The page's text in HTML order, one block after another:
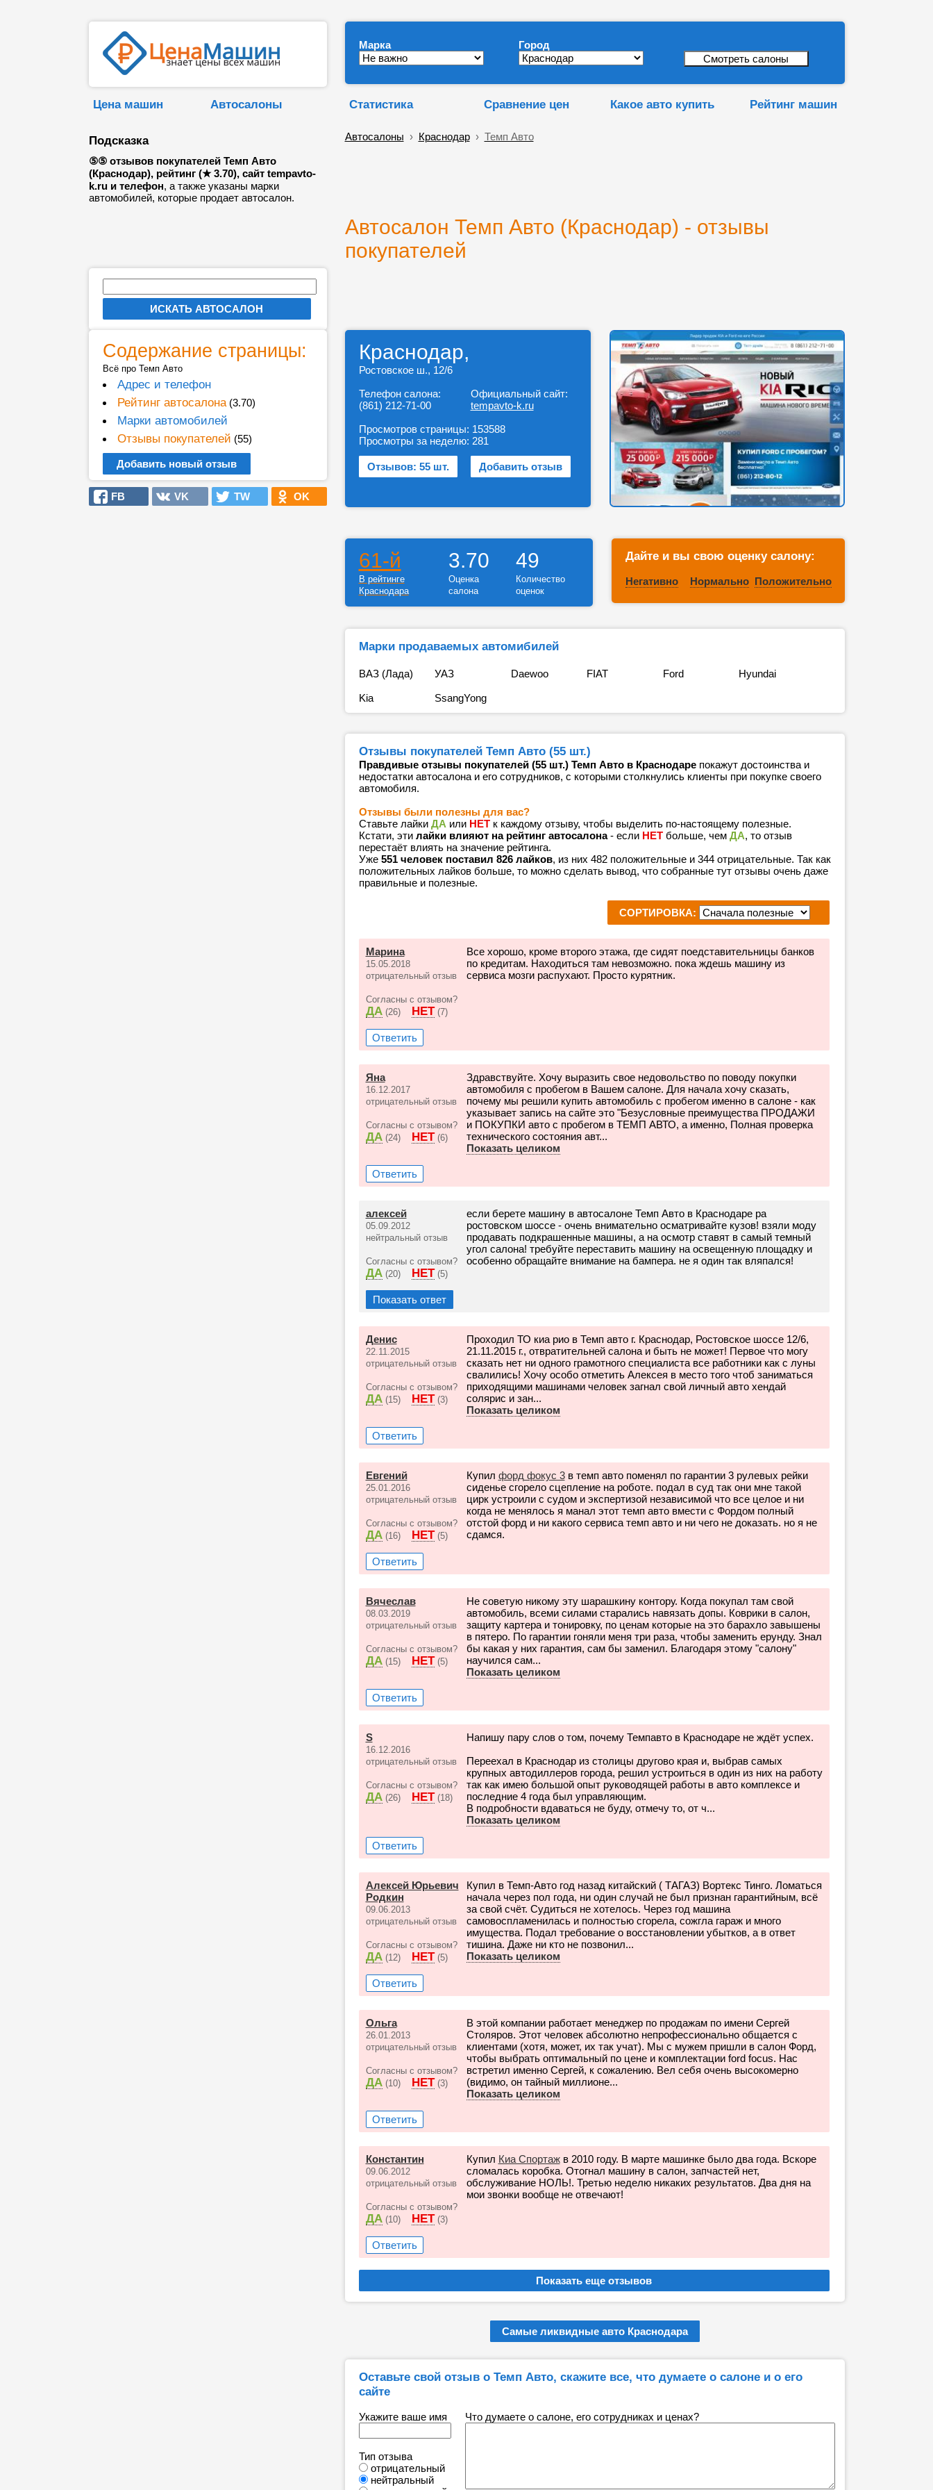
Марка Город
Цена машин Автосалоны Статистика Сравнение цен Какое авто купить Рейтинг машин
Подсказка
⑤⑤ отзывов покупателей Темп Авто
(Краснодар), рейтинг (★ 3.70), сайт tempavto-
k.ru и телефон, а также указаны марки
автомобилей, которые продает автосалон.
Автосалоны › Краснодар› Темп Авто
Автосалон Темп Авто (Краснодар) - отзывы
покупателей
Содержание страницы:
Всё про Темп Авто
Адрес и телефон
Рейтинг автосалона(3.70)
Марки автомобилей
Отзывы покупателей (55)
Добавить новый отзыв
FB VK TW OK
Краснодар,
Ростовское ш., 12/6
Телефон салона:
(861) 212-71-00
Официальный сайт:
tempavto-k.ru
Просмотров страницы:
Просмотры за неделю:
153588
281
Отзывов: 55 шт. Добавить отзыв
61-й
В рейтинге
Краснодара
3.70
Оценка
салона
49
Количество
оценок
Дайте и вы свою оценку салону:
Негативно Нормально Положительно
Марки продаваемых автомибилей
ВАЗ (Лада) УАЗ Daewoo FIAT Ford Hyundai
Kia SsangYong
Отзывы покупателей Темп Авто (55 шт.)
Правдивые отзывы покупателей (55 шт.) Темп Авто в Краснодарепокажут достоинства и
недостатки автосалона и его сотрудников, с которыми столкнулись клиенты при покупке своего
автомобиля.
Отзывы были полезны для вас?
Ставьте лайки ДА или НЕТк каждому отзыву, чтобы выделить по-настоящему полезные.
Кстати, эти лайки влияют на рейтинг автосалона- если НЕТбольше, чем ДА, то отзыв
перестаёт влиять на значение рейтинга.
Уже 551 человек поставил 826 лайков, из них 482 положительные и 344 отрицательные. Так как
положительных лайков больше, то можно сделать вывод, что собранные тут отзывы очень даже
правильные и полезные.
СОРТИРОВКА:
Марина
15.05.2018
отрицательный отзыв
Согласны с отзывом?
ДА (26) НЕТ (7)
Все хорошо, кроме второго этажа, где сидят поедставительницы банков
по кредитам. Находиться там невозможно. пока ждешь машину из
сервиса мозги распухают. Просто курятник.
Ответить
Яна
16.12.2017
отрицательный отзыв
Согласны с отзывом?
ДА (24) НЕТ (6)
Здравствуйте. Хочу выразить свое недовольство по поводу покупки
автомобиля с пробегом в Вашем салоне. Для начала хочу сказать,
почему мы решили купить автомобиль с пробегом именно в салоне - как
указывает запись на сайте это "Безусловные преимущества ПРОДАЖИ
и ПОКУПКИ авто с пробегом в ТЕМП АВТО, а именно, Полная проверка
технического состояния авт...
Показать целиком
Ответить
алексей
05.09.2012
нейтральный отзыв
Согласны с отзывом?
ДА (20) НЕТ (5)
если берете машину в автосалоне Темп Авто в Краснодаре ра
ростовском шоссе - очень внимательно осматривайте кузов! взяли моду
продавать подкрашенные машины, а на осмотр ставят в самый темный
угол салона! требуйте переставить машину на освещенную площадку и
особенно обращайте внимание на бампера. не я один так вляпался!
Показать ответ
Денис
22.11.2015
отрицательный отзыв
Согласны с отзывом?
ДА (15) НЕТ (3)
Проходил ТО киа рио в Темп авто г. Краснодар, Ростовское шоссе 12/6,
21.11.2015 г., отвратительней салона и быть не может! Первое что могу
сказать нет ни одного грамотного специалиста все работники как с луны
свалились! Хочу особо отметить Алексея в место того чтоб заниматься
приходящими машинами человек загнал свой личный авто хендай
солярис и зан...
Показать целиком
Ответить
Евгений
25.01.2016
отрицательный отзыв
Согласны с отзывом?
ДА (16) НЕТ (5)
Купил форд фокус 3в темп авто поменял по гарантии 3 рулевых рейки
сиденье сгорело сцепление на роботе. подал в суд так они мне такой
цирк устроили с судом и экспертизой независимой что все целое и ни
когда не менялось я манал этот темп авто вмести с Фордом полный
отстой форд и ни какого сервиса темп авто и ни чего не доказать. но я не
сдамся.
Ответить
Вячеслав
08.03.2019
отрицательный отзыв
Согласны с отзывом?
ДА (15) НЕТ (5)
Не советую никому эту шарашкину контору. Когда покупал там свой
автомобиль, всеми силами старались навязать допы. Коврики в салон,
защиту картера и тонировку, по ценам которые на это барахло завышены
в пятеро. По гарантии гоняли меня три раза, чтобы заменить ерунду. Знал
бы какая у них гарантия, сам бы заменил. Благодаря этому "салону"
научился сам...
Показать целиком
Ответить
S
16.12.2016
отрицательный отзыв
Согласны с отзывом?
ДА (26) НЕТ (18)
Напишу пару слов о том, почему Темпавто в Краснодаре не ждёт успех.
Переехал в Краснодар из столицы другово края и, выбрав самых
крупных автодиллеров города, решил устроиться в один из них на работу
так как имею большой опыт руководящей работы в авто комплексе и
последние 4 года был управляющим.
В подробности вдаваться не буду, отмечу то, от ч...
Показать целиком
Ответить
Алексей Юрьевич
Родкин
09.06.2013
отрицательный отзыв
Согласны с отзывом?
ДА (12) НЕТ (5)
Купил в Темп-Авто год назад китайский ( ТАГАЗ) Вортекс Тинго. Ломаться
начала через пол года, ни один случай не был признан гарантийным, всё
за свой счёт. Судиться не хотелось. Через год машина
самовоспламенилась и полностью сгорела, сожгла гараж и много
имущества. Подал требование о восстановлении убытков, а в ответ
тишина. Даже ни кто не позвонил...
Показать целиком
Ответить
Ольга
26.01.2013
отрицательный отзыв
Согласны с отзывом?
ДА (10) НЕТ (3)
В этой компании работает менеджер по продажам по имени Сергей
Столяров. Этот человек абсолютно непрофессионально общается с
клиентами (хотя, может, их так учат). Мы с мужем пришли в салон Форд,
чтобы выбрать оптимальный по цене и комплектации ford focus. Нас
встретил именно Сергей, к сожалению. Вел себя очень высокомерно
(видимо, он тайный миллионе...
Показать целиком
Ответить
Константин
09.06.2012
отрицательный отзыв
Согласны с отзывом?
ДА (10) НЕТ (3)
Купил Киа Спортажв 2010 году. В марте машинке было два года. Вскоре
сломалась коробка. Отогнал машину в салон, запчастей нет,
обслуживание НОЛЬ!. Третью неделю никаких результатов. Два дня на
мои звонки вообще не отвечают!
Ответить
Самые ликвидные авто Краснодара
Оставьте свой отзыв о Темп Авто, скажите все, что думаете о салоне и о его
сайте
Укажите ваше имя
Тип отзыва
отрицательный
нейтральный
Что думаете о салоне, его сотрудниках и ценах?